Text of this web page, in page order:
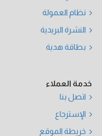
نظام العمولة
النشرة البريدية
بطاقة هدية
خدمة العملاء
اتصل بنا
الإسترجاع
خريطة الموقع